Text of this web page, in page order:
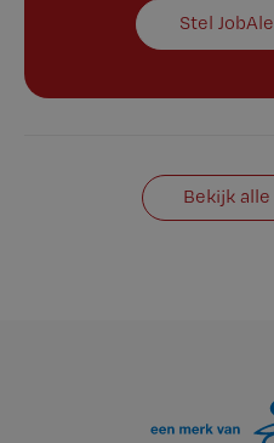
Stel
Bekijk